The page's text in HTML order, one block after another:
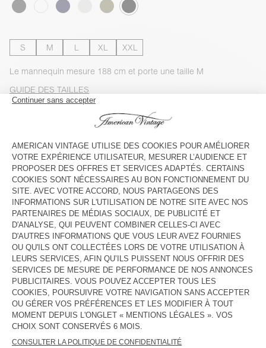
S M L XL XXL
Le mannequin mesure 188 cm et porte une taille M
GUIDE DES TAILLES
Livraison estimée
AJOUTER AU PANIER
VOIR LA DISPONIBILITE EN MAGASIN
VOIR LE LOOK
DESCRIPTION
TAILLE ET COUPE
COMPOSITION
ENTRETIEN